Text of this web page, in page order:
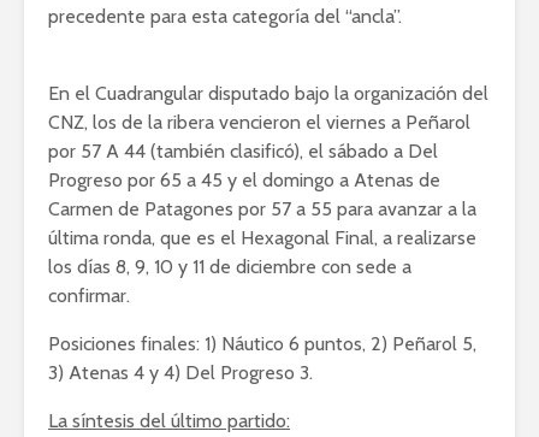
precedente para esta categoría del “ancla”.
En el Cuadrangular disputado bajo la organización del
CNZ, los de la ribera vencieron el viernes a Peñarol
por 57 A 44 (también clasificó), el sábado a Del
Progreso por 65 a 45 y el domingo a Atenas de
Carmen de Patagones por 57 a 55 para avanzar a la
última ronda, que es el Hexagonal Final, a realizarse
los días 8, 9, 10 y 11 de diciembre con sede a
confirmar.
Posiciones finales: 1) Náutico 6 puntos, 2) Peñarol 5,
3) Atenas 4 y 4) Del Progreso 3.
La síntesis del último partido: